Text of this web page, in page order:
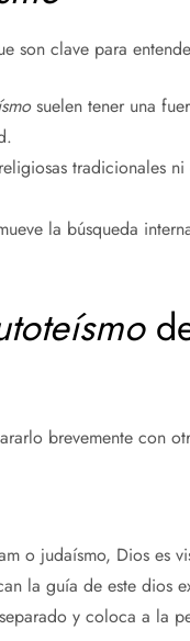
son clave para
suelen tener una
tradicionales
la búsqueda
brevemente con
o judaísmo, Dios es
la guía de este dios
y coloca a la